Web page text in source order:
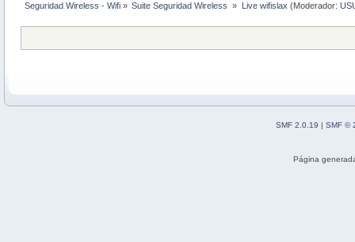
Seguridad Wireless - Wifi » Suite Seguridad Wireless » Live wifislax (Moderador:
SMF 2.0.19 | SMF ©
Página